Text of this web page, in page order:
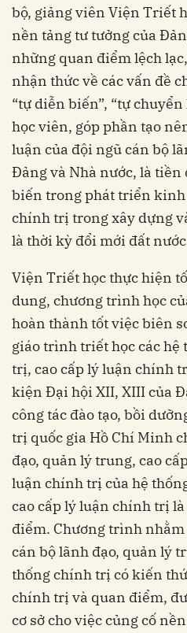
bộ, giảng viên Viện Triết
nền tảng tư tưởng của
những quan điểm lệch
nhận thức về các vấn đề
“tự diễn biến”, “tự
học viên, góp phần tạo
luận của đội ngũ cán bộ
Đảng và Nhà nước, là tiền
biến trong phát triển kinh
chính trị trong xây dựng
là thời kỳ đổi mới đất
Viện Triết học thực hiện
dung, chương trình học
hoàn thành tốt việc biên
giáo trình triết học các
trị, cao cấp lý luận chính
kiện Đại hội XII, XIII của
công tác đào tạo, bồi
trị quốc gia Hồ Chí Minh
đạo, quản lý trung, cao
luận chính trị của hệ
cao cấp lý luận chính trị
điểm. Chương trình
cán bộ lãnh đạo, quản lý
thống chính trị có kiến
chính trị và quan điểm,
cơ sở cho việc củng cố